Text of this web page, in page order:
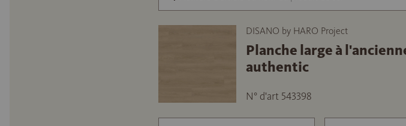
DISANO by HARO Project
Planche large à
authentic
N° d'art 543398